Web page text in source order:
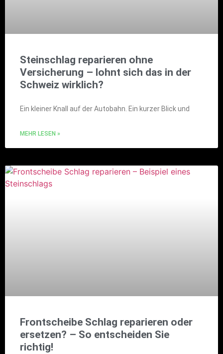
Steinschlag reparieren ohne
Versicherung – lohnt sich das in der
Schweiz wirklich?
Ein kleiner Knall auf der Autobahn. Ein kurzer Blick und
MEHR LESEN »
Frontscheibe Schlag reparieren oder
ersetzen? – So entscheiden Sie
richtig!